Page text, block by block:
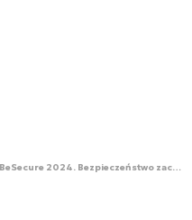
BeSecure 2024. Bezpieczeństwo zaczyna się tutaj